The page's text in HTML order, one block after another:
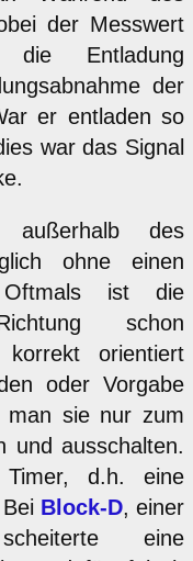
der Messwert
die Entladung
der
er entladen so
war das Signal
außerhalb des
ohne einen
Oftmals ist die
schon
orientiert
oder Vorgabe
man sie nur zum
und ausschalten.
d.h. eine
Block-D, einer
eine